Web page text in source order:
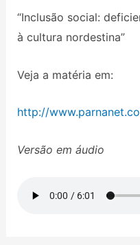
“Inclusão social:
à cultura nordestina”
Veja a matéria em:
http://
Versão em áudio